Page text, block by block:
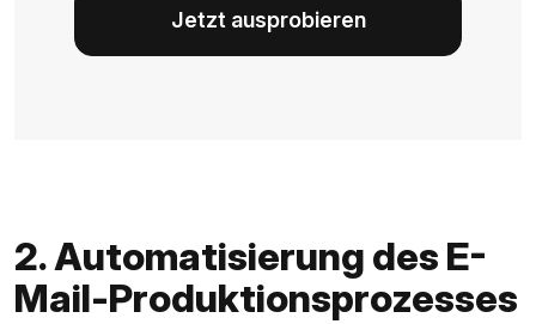
Jetzt ausprobieren
2. Automatisierung des E-
Mail-Produktionsprozesses